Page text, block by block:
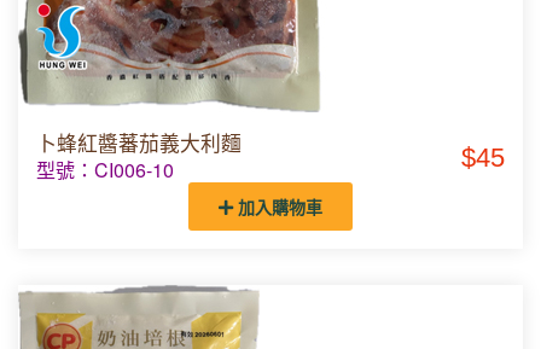
卜蜂紅醬蕃茄義大利麵
型號：CI006-10 $45
加入購物車